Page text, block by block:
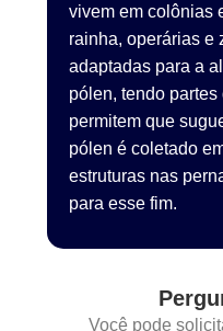
vivem em colônias
rainha, operárias e
adaptadas para a
pólen, tendo
permitem que
pólen é coletado
estruturas nas
para esse fim.
Você pode